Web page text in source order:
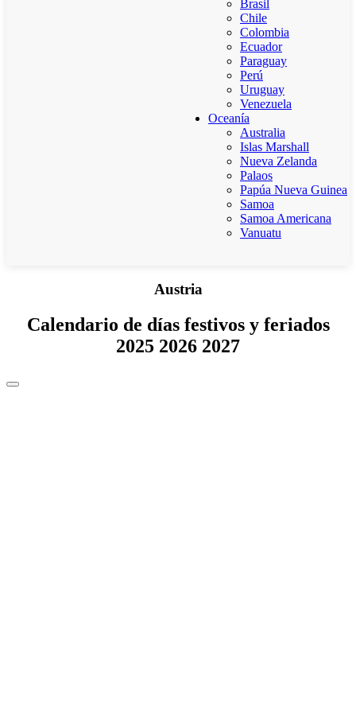
Brasil
Chile
Colombia
Ecuador
Paraguay
Perú
Uruguay
Venezuela
Oceanía
Australia
Islas Marshall
Nueva Zelanda
Palaos
Papúa Nueva Guinea
Samoa
Samoa Americana
Vanuatu
Austria
Calendario de días festivos y feriados
2025 2026 2027